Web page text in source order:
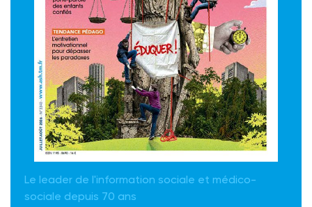
Le leader de l'information sociale et médico-
sociale depuis 70 ans